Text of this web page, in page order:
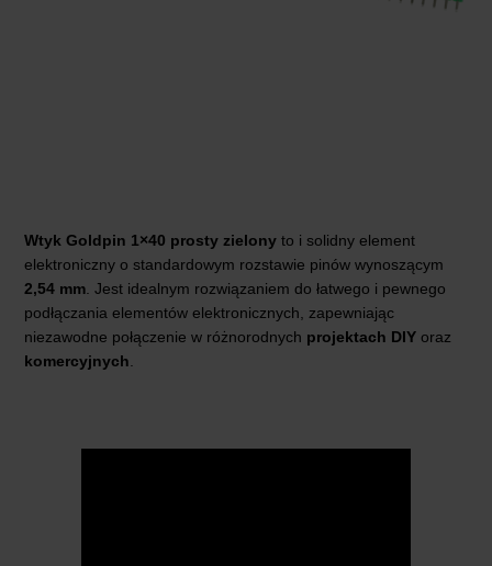
Wtyk Goldpin 1×40 prosty zielony to i solidny element
elektroniczny o standardowym rozstawie pinów wynoszącym
2,54 mm . Jest idealnym rozwiązaniem do łatwego i pewnego
podłączania elementów elektronicznych, zapewniając
niezawodne połączenie w różnorodnych projektach DIY oraz
komercyjnych